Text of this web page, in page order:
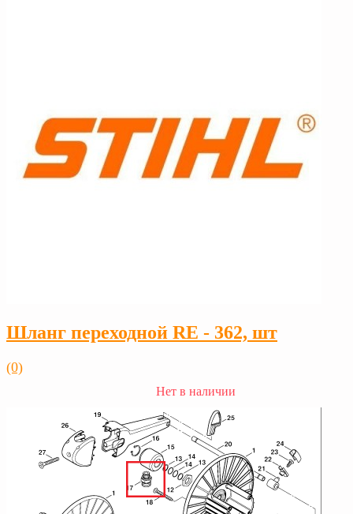
Шланг переходной RE - 362, шт
(0)
Нет в наличии